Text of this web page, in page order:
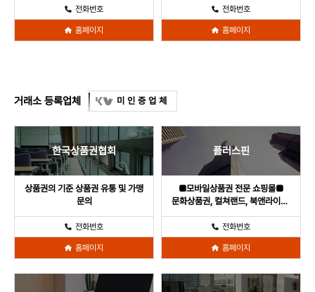
전화번호
홈페이지
전화번호
홈페이지
거래소 등록업체 미인증업체
한국상품권협회
상품권의 기준 상품권 유통 및 가맹
문의
전화번호
홈페이지
플러스핀
■모바일상품권 전문 쇼핑몰■
문화상품권, 컬쳐랜드, 북앤라이프,
틴캐시, 구글기프트 신용카드/
휴대폰결제 가능 쇼핑
전화번호
홈페이지